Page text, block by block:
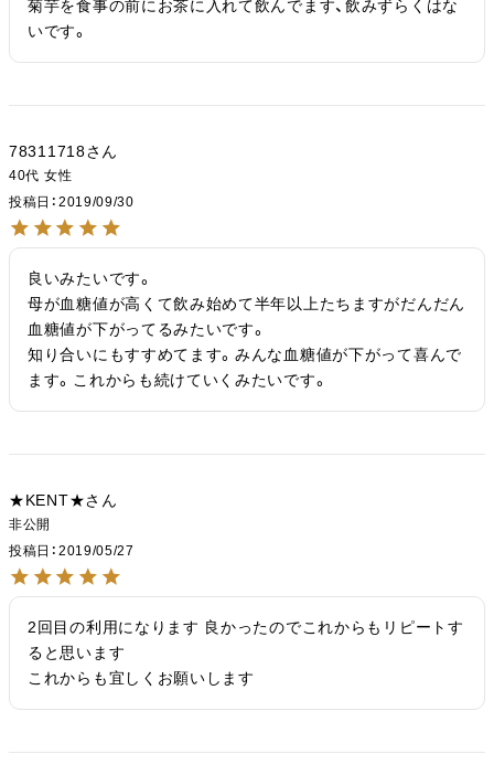
菊芋を食事の前にお茶に入れて飲んでます、飲みずらくはな
いです。
78311718
40代 女性
投稿日
2019/09/30
良いみたいです。
母が血糖値が高くて飲み始めて半年以上たちますがだんだん
血糖値が下がってるみたいです。
知り合いにもすすめてます。みんな血糖値が下がって喜んで
ます。これからも続けていくみたいです。
★KENT★
非公開
投稿日
2019/05/27
2回目の利用になります 良かったのでこれからもリピートす
ると思います
これからも宜しくお願いします